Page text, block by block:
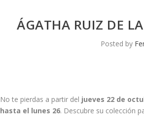
ÁGATHA RUIZ DE
Posted by
No te pierdas a partir del jueves 22 de
hasta el lunes 26. Descubre su colección